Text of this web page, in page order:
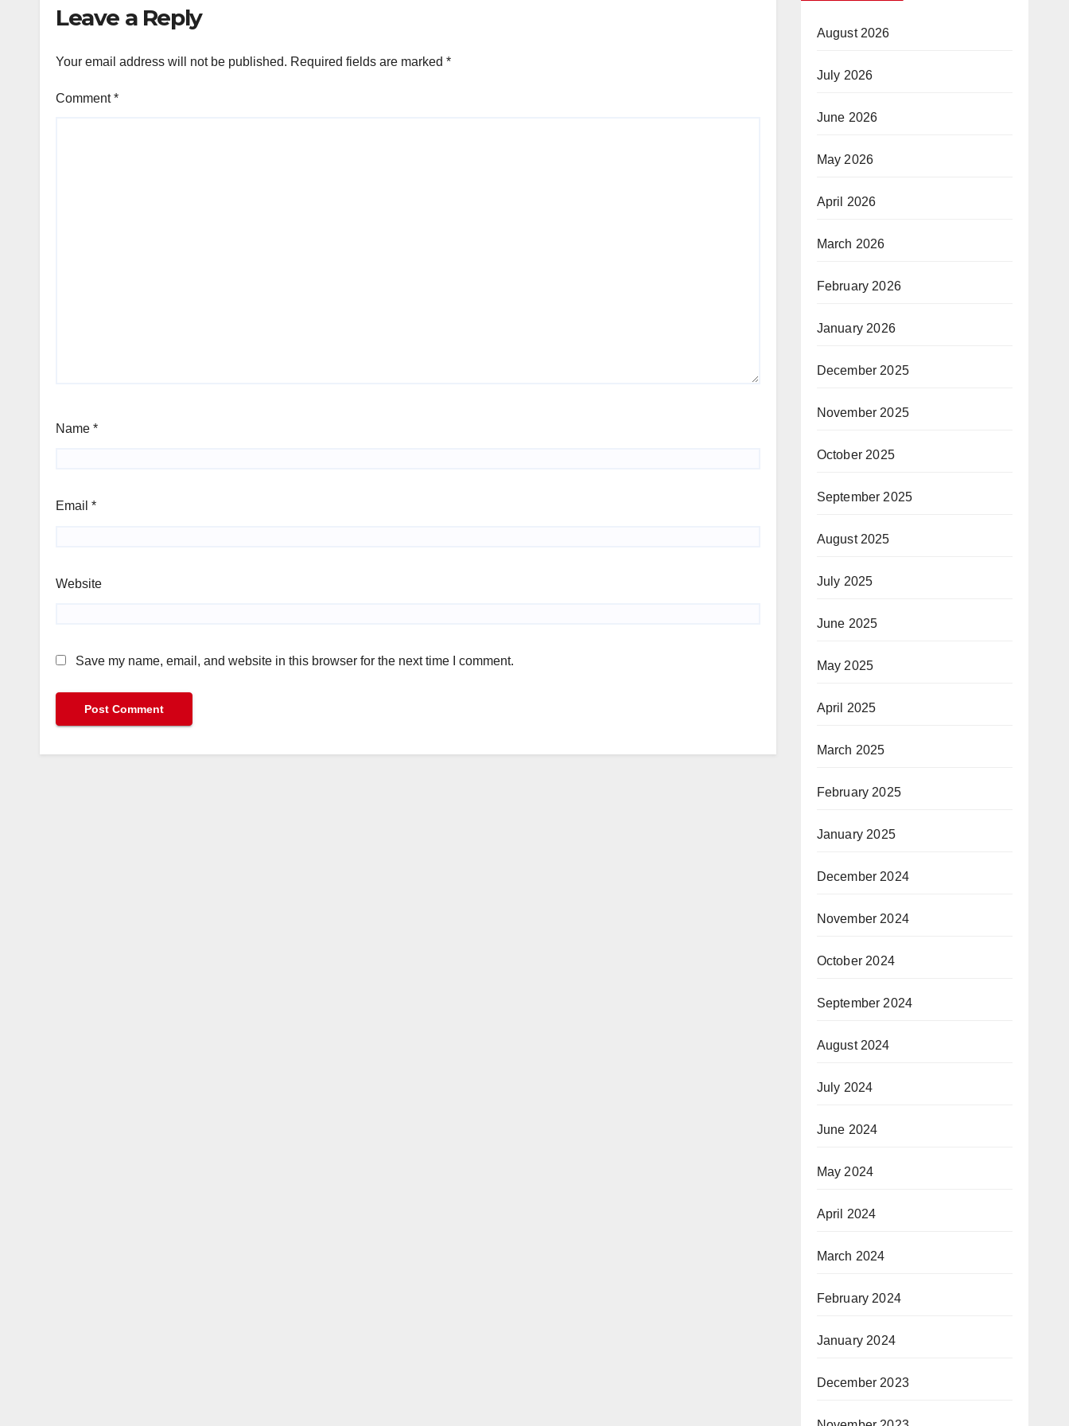
Leave a Reply
Your email address will not be published. Required fields are marked *
Comment*
Name *
Email *
Website
Save my name, email, and website in this browser for the next time I comment.
August 2026
July 2026
June 2026
May 2026
April 2026
March 2026
February 2026
January 2026
December 2025
November 2025
October 2025
September 2025
August 2025
July 2025
June 2025
May 2025
April 2025
March 2025
February 2025
January 2025
December 2024
November 2024
October 2024
September 2024
August 2024
July 2024
June 2024
May 2024
April 2024
March 2024
February 2024
January 2024
December 2023